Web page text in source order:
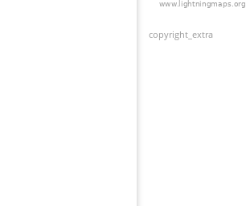
copyright_extra